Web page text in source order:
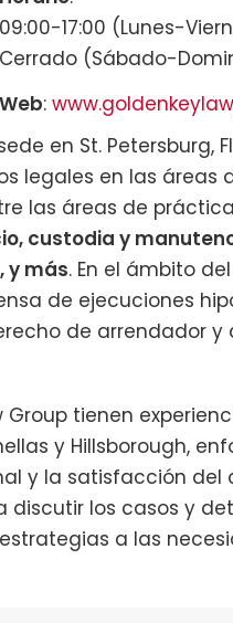
09:00-17:00 (Lunes-
Cerrado (Sábado-
Web:
en St. Petersburg,
legales en las áreas
las áreas de
custodia y
y más. En el ámbito
de ejecuciones
de arrendador y
Group tienen
y Hillsborough,
y la satisfacción del
discutir los casos y
a las